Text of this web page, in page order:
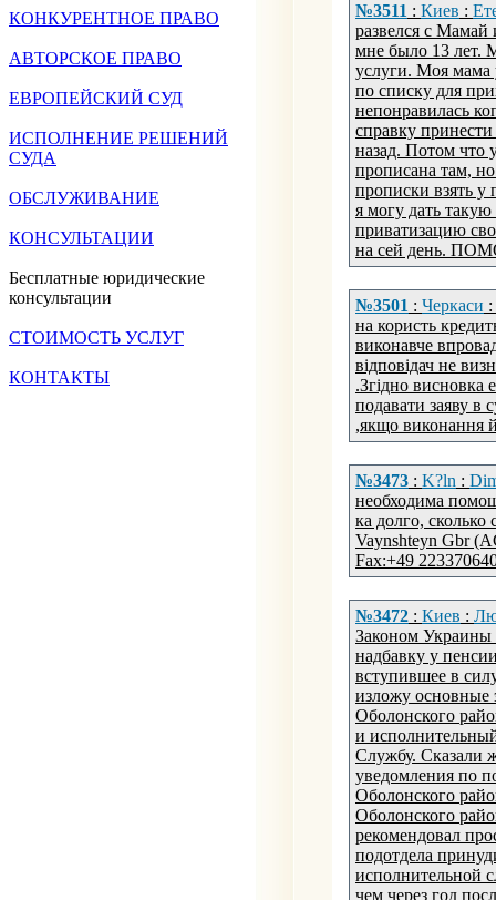
КОНКУРЕНТНОЕ ПРАВО
АВТОРСКОЕ ПРАВО
ЕВРОПЕЙСКИЙ СУД
ИСПОЛНЕНИЕ РЕШЕНИЙ
СУДА
ОБСЛУЖИВАНИЕ
КОНСУЛЬТАЦИИ
Бесплатные юридические
консультации
СТОИМОСТЬ УСЛУГ
КОНТАКТЫ
№3511 : Киев :
развелся с Мамай
мне было 13 лет.
услуги. Моя мама
по списку для
непонравилась
справку
назад. Потом что
прописана там,
прописки взять у
я могу дать такую
приватизацию
на сей день.
№3501 : Черкаси :
на користь
виконавче
відповідач не
.Згідно висновка
подавати заяву в
,якщо виконання
№3473 : K?ln :
необходима
ка долго,
Vaynshteyn Gbr
Fax:+49
№3472 : Киев :
Законом Украины
надбавку у
вступившее в
изложу основные
Оболонского
и
Службу. Сказали
уведомления по
Оболонского
Оболонского
рекомендовал
подотдела
исполнительной
чем через год